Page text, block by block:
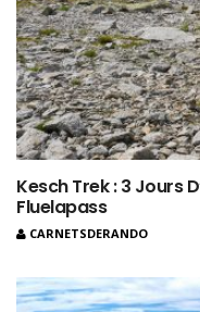
Kesch Trek : 3 Jours
Fluelapass
CARNETSDERANDO